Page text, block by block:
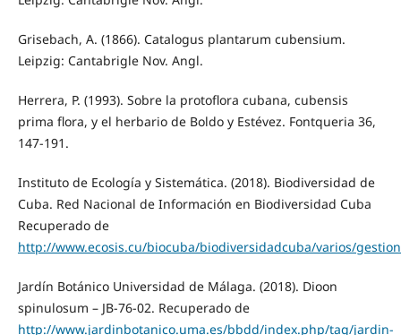
Grisebach, A. (1866). Catalogus plantarum cubensium.
Leipzig: Cantabrigle Nov. Angl.
Herrera, P. (1993). Sobre la protoflora cubana, cubensis
prima flora, y el herbario de Boldo y Estévez. Fontqueria 36,
147-191.
Instituto de Ecología y Sistemática. (2018). Biodiversidad de
Cuba. Red Nacional de Información en Biodiversidad Cuba
Recuperado de
http://www.ecosis.cu/biocuba/biodiversidadcuba/varios/
Jardín Botánico Universidad de Málaga. (2018). Dioon
spinulosum – JB-76-02. Recuperado de
http://www.jardinbotanico.uma.es/bbdd/index.php/tag/jardin-